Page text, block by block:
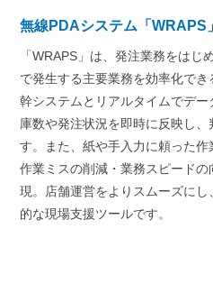
無線PDAシステム「WRAPS」
「WRAPS」は、発注業務をは
で発生する主要業務を効率化で
幹システムとリアルタイムでデ
庫数や発注状況を即時に反映し
す。また、紙や手入力に頼った作
作業ミスの削減・業務スピード
現。店舗運営をよりスムーズに
的な現場支援ツールです。